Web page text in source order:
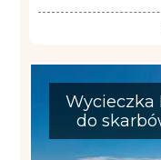
Wycieczka
do